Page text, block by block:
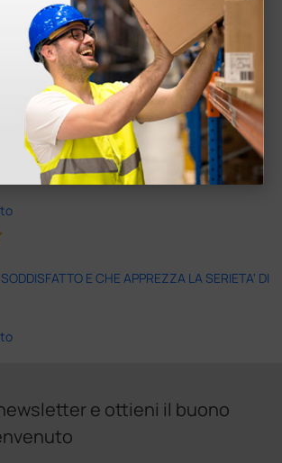
SERVIZIO
di acquisto
E CHE APPREZZA LA SERIETA' DI
e ottieni il buono